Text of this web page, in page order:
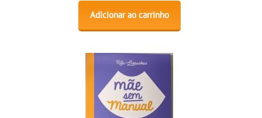
Adicionar ao carrinho